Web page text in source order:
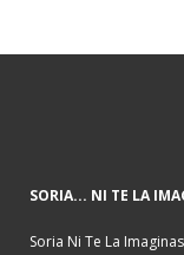
SORIA... NI TE LA
Soria Ni Te La